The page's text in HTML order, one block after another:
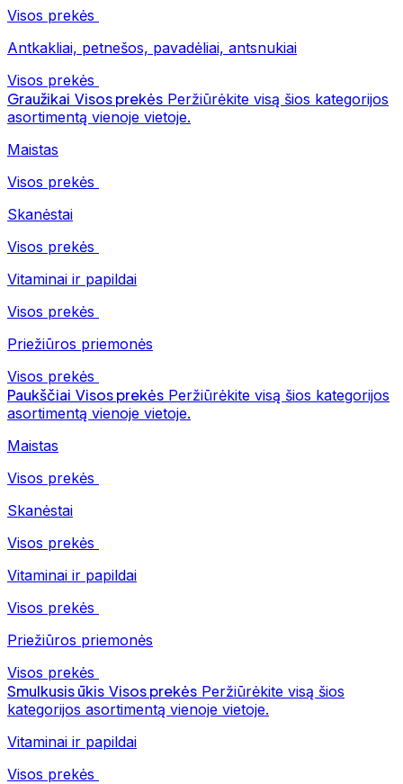
Visos prekės
Antkakliai, petnešos, pavadėliai, antsnukiai
Visos prekės
Graužikai Visos prekės Peržiūrėkite visą šios kategorijos
asortimentą vienoje vietoje.
Maistas
Visos prekės
Skanėstai
Visos prekės
Vitaminai ir papildai
Visos prekės
Priežiūros priemonės
Visos prekės
Paukščiai Visos prekės Peržiūrėkite visą šios kategorijos
asortimentą vienoje vietoje.
Maistas
Visos prekės
Skanėstai
Visos prekės
Vitaminai ir papildai
Visos prekės
Priežiūros priemonės
Visos prekės
Smulkusis ūkis Visos prekės Peržiūrėkite visą šios
kategorijos asortimentą vienoje vietoje.
Vitaminai ir papildai
Visos prekės